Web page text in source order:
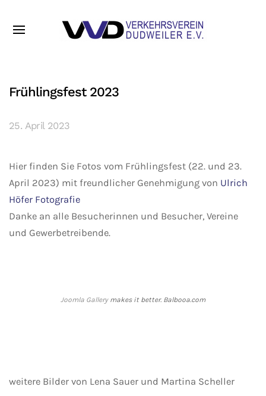
Frühlingsfest 2023
25. April 2023
Hier finden Sie Fotos vom Frühlingsfest (22. und 23.
April 2023) mit freundlicher Genehmigung von Ulrich
Höfer Fotografie
Danke an alle Besucherinnen und Besucher, Vereine
und Gewerbetreibende.
Joomla Gallerymakes it better. Balbooa.com
weitere Bilder von Lena Sauer und Martina Scheller